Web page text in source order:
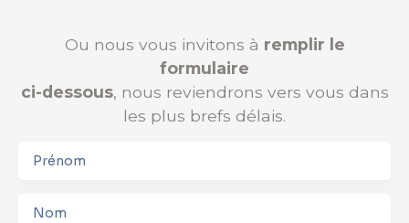
Ou nous vous invitons à remplir le
formulaire
ci-dessous, nous reviendrons vers vous dans
les plus brefs délais.
Prénom
Nom